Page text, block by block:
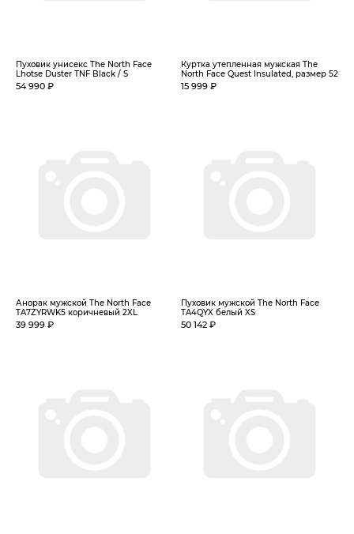
Пуховик унисекс The North Face
Lhotse Duster TNF Black / S
54 990 ₽
Куртка утепленная мужская The
North Face Quest Insulated, размер 52
15 999 ₽
Анорак мужской The North Face
TA7ZYRWK5 коричневый 2XL
39 999 ₽
Пуховик мужской The North Face
TA4QYX белый XS
50 142 ₽